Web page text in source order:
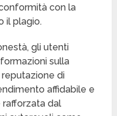
con la
il plagio.
gli utenti
sulla
di
affidabile e
rafforzata dal